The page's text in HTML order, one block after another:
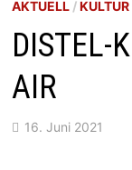
AKTUELL/KULTUR
DISTEL-
AIR
16. Juni 2021